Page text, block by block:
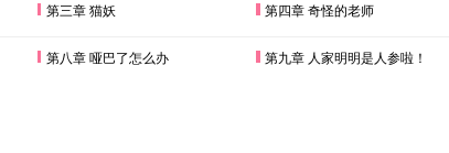
第三章 猫妖 第四章 奇怪的老师
第八章 哑巴了怎么办 第九章 人家明明是人参啦！